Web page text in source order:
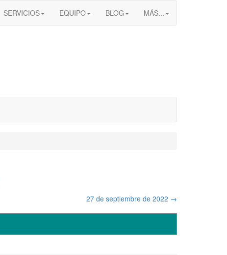
SERVICIOS EQUIPO BLOG MÁS...
27 de septiembre de 2022 →